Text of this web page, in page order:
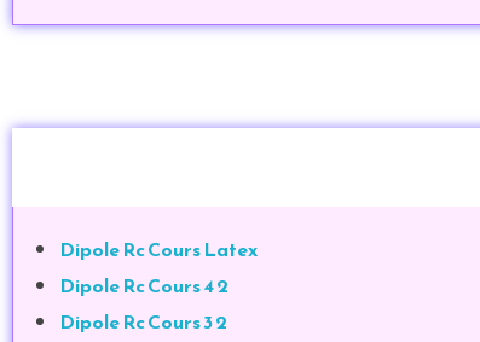
Dipole Rc Cours Latex
Dipole Rc Cours 4 2
Dipole Rc Cours 3 2